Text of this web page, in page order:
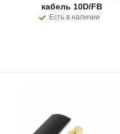
кабель 10D/FB
Есть в наличии